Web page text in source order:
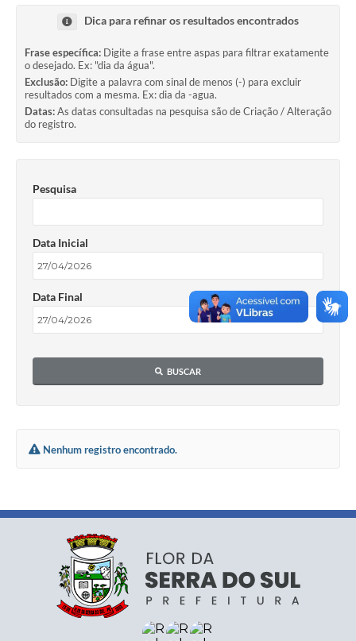
Dica para refinar os resultados encontrados
Frase específica: Digite a frase entre aspas para filtrar exatamente
o desejado. Ex: "dia da água".
Exclusão: Digite a palavra com sinal de menos (-) para excluir
resultados com a mesma. Ex: dia da -agua.
Datas:As datas consultadas na pesquisa são de Criação / Alteração
do registro.
Pesquisa
Data Inicial
Data Final
BUSCAR
Nenhum registro encontrado.